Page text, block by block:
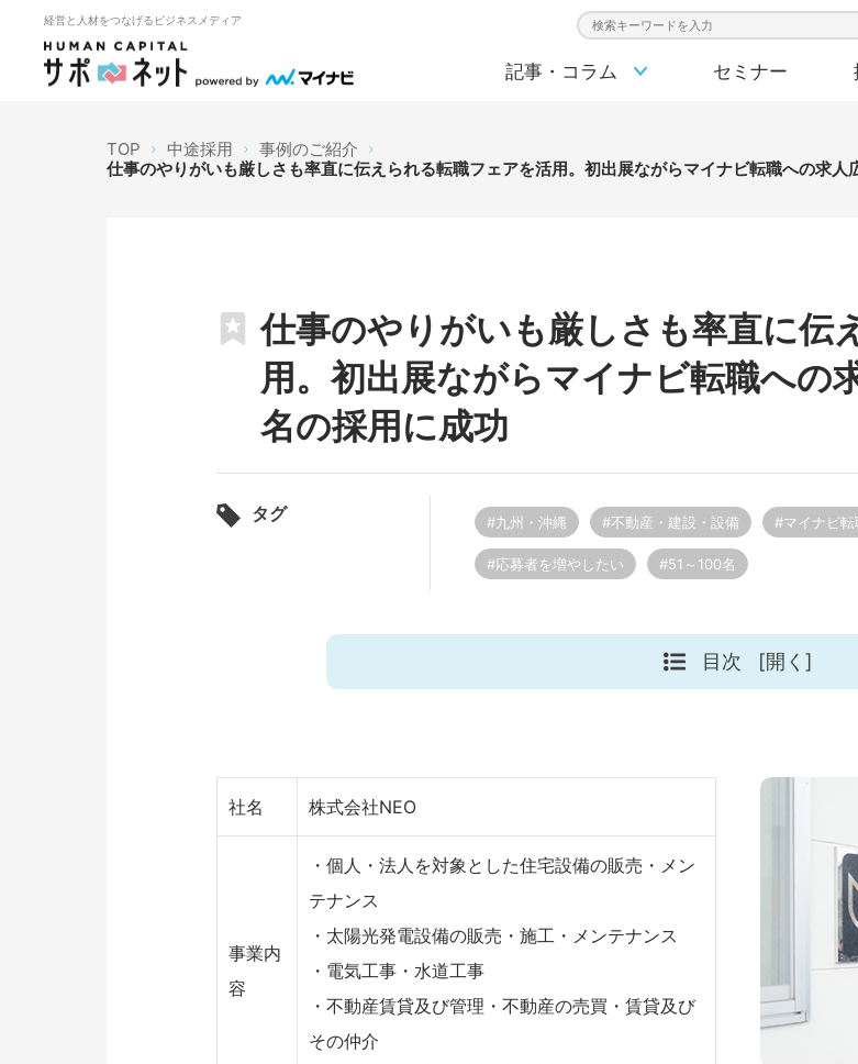
経営と人材をつなげるビジネスメディア
検索キーワード入力
記事・コラム セミナー
TOP 中途採用
事例のご紹介
仕事のやりがいも厳しさも率直に伝えられる転職フェアを活用。初出展ながらマイナビ転職への求
仕事のやりがいも厳しさも率直に伝
用。初出展ながらマイナビ転職への
名の採用に成功
タグ #九州・沖縄 #不動産・建設・設備 #マイナビ転
#応募者を増やしたい #51～100名
目次 [開く]
社名 株式会社NEO
事業内
容
・個人・法人を対象とした住宅設備の販売・メン
テナンス
・太陽光発電設備の販売・施工・メンテナンス
・電気工事・水道工事
・不動産賃貸及び管理・不動産の売買・賃貸及び
その仲介